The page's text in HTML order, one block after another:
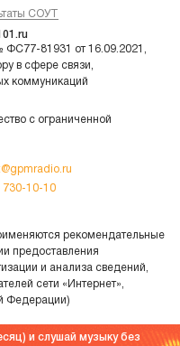
СОУТ
ФС77-81931 от 16.09.2021,
в сфере связи,
коммуникаций
с ограниченной
730-10-10
рекомендательные
предоставления
и анализа сведений,
сети «Интернет»,
Федерации)
и слушай музыку без